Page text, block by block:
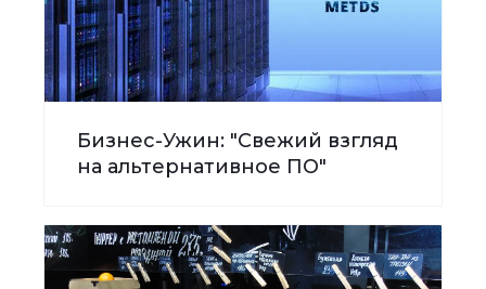
Бизнес-Ужин: "Свежий взгляд
на альтернативное ПО"